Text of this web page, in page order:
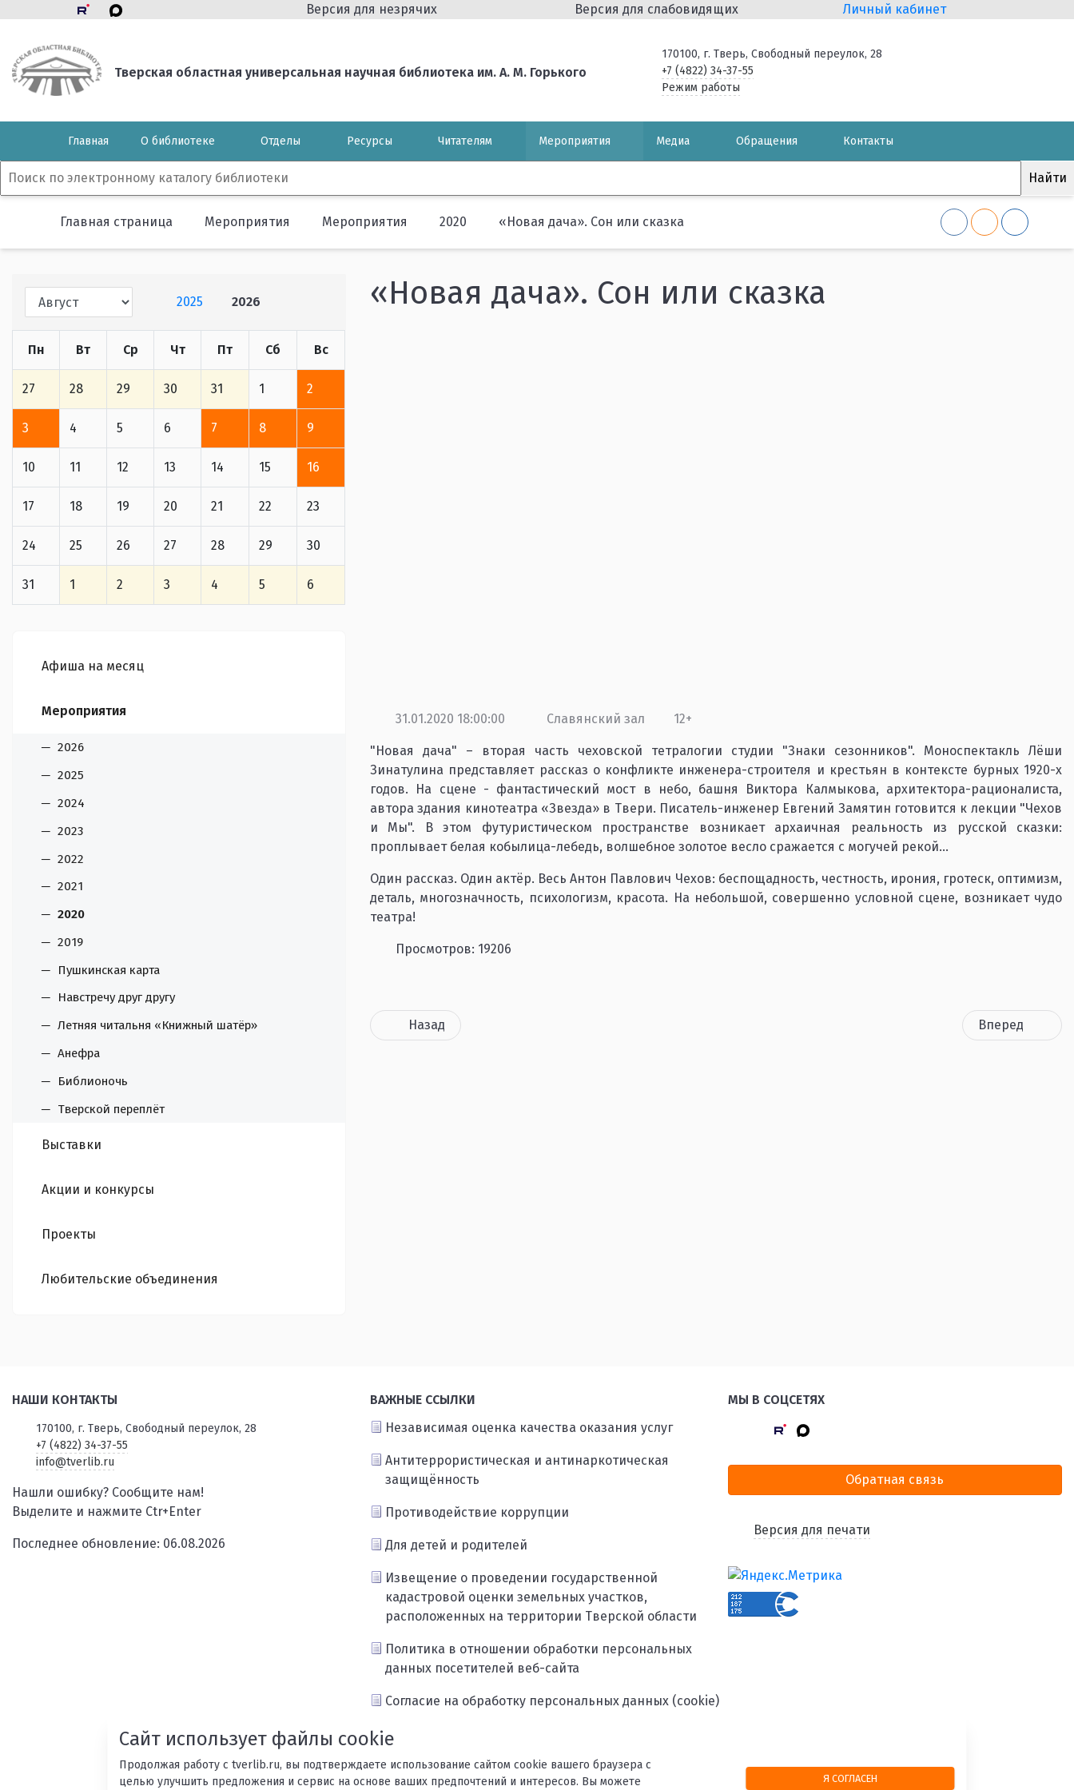
Версия для незрячих Версия для слабовидящих Личный кабинет
Тверская областная универсальная научная библиотека им. А. М. Горького
170100, г. Тверь, Свободный переулок, 28
+7 (4822) 34-37-55
Режим работы
Главная О библиотеке Отделы Ресурсы Читателям Мероприятия Медиа Обращения Контакты
Главная страница Мероприятия Мероприятия 2020 «Новая дача». Сон или сказка
2025 2026
Пн Вт Ср Чт Пт Сб Вс
27 28 29 30 31 1 2
3 4 5 6 7 8 9
10 11 12 13 14 15 16
17 18 19 20 21 22 23
24 25 26 27 28 29 30
31 1 2 3 4 5 6
Афиша на месяц
Мероприятия
2026
2025
2024
2023
2022
2021
2020
2019
Пушкинская карта
Навстречу друг другу
Летняя читальня «Книжный шатёр»
Анефра
Библионочь
Тверской переплёт
Выставки
Акции и конкурсы
Проекты
Любительские объединения
«Новая дача». Сон или сказка
31.01.2020 18:00:00 Славянский зал 12+
"Новая дача" – вторая часть чеховской тетралогии студии "Знаки сезонников". Моноспектакль Лёши
Зинатулина представляет рассказ о конфликте инженера-строителя и крестьян в контексте бурных 1920-х
годов. На сцене - фантастический мост в небо, башня Виктора Калмыкова, архитектора-рационалиста,
автора здания кинотеатра «Звезда» в Твери. Писатель-инженер Евгений Замятин готовится к лекции "Чехов
и Мы". В этом футуристическом пространстве возникает архаичная реальность из русской сказки:
проплывает белая кобылица-лебедь, волшебное золотое весло сражается с могучей рекой...
Один рассказ. Один актёр. Весь Антон Павлович Чехов: беспощадность, честность, ирония, гротеск, оптимизм,
деталь, многозначность, психологизм, красота. На небольшой, совершенно условной сцене, возникает чудо
театра!
Просмотров: 19206
Назад Вперед
НАШИ КОНТАКТЫ
170100, г. Тверь, Свободный переулок, 28
+7 (4822) 34-37-55
info@tverlib.ru
Нашли ошибку? Сообщите нам!
Выделите и нажмите Ctr+Enter
Последнее обновление: 06.08.2026
ВАЖНЫЕ ССЫЛКИ
Независимая оценка качества оказания услуг
Антитеррористическая и антинаркотическая
защищённость
Противодействие коррупции
Для детей и родителей
Извещение о проведении государственной
кадастровой оценки земельных участков,
расположенных на территории Тверской области
Политика в отношении обработки персональных
данных посетителей веб-сайта
Согласие на обработку персональных данных (cookie)
Карта сайта
МЫ В СОЦСЕТЯХ
Обратная связь
Версия для печати
Сайт использует файлы cookie
Продолжая работу с tverlib.ru, вы подтверждаете использование сайтом cookie вашего браузера с
целью улучшить предложения и сервис на основе ваших предпочтений и интересов. Вы можете
Я СОГЛАСЕН